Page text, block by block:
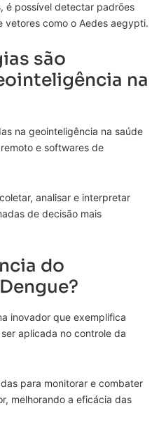
é possível detectar padrões
vetores como o Aedes aegypti.
são
na
na geointeligência na saúde
e softwares de
analisar e interpretar
de decisão mais
do
inovador que exemplifica
aplicada no controle da
para monitorar e combater
melhorando a eficácia das